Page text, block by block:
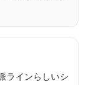
ラインらしいシ